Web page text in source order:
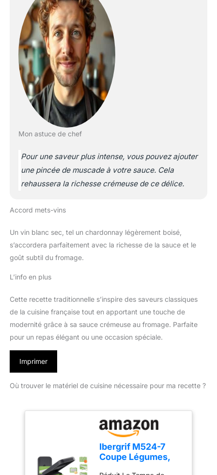
Mon astuce de chef
Pour une saveur plus intense, vous pouvez ajouter
une pincée de muscade à votre sauce. Cela
rehaussera la richesse crémeuse de ce délice.
Accord mets-vins
Un vin blanc sec, tel un chardonnay légèrement boisé,
s’accordera parfaitement avec la richesse de la sauce et le
goût subtil du fromage.
L’info en plus
Cette recette traditionnelle s’inspire des saveurs classiques
de la cuisine française tout en apportant une touche de
modernité grâce à sa sauce crémeuse au fromage. Parfaite
pour un repas élégant ou une occasion spéciale.
Imprimer
Où trouver le matériel de cuisine nécessaire pour ma recette ?
Ibergrif M524-7
Coupe Légumes,